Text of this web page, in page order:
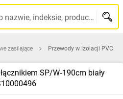
Szukaj po nazwie, indeksie, producencie, kodzie kreskowym...
zasilające Przewody w izolacji PVC
SP/W‑190cm biały